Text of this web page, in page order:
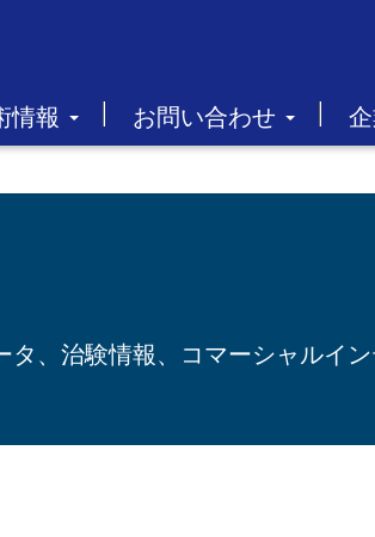
情報 お問い合わせ
、治験情報、コマーシャルイ